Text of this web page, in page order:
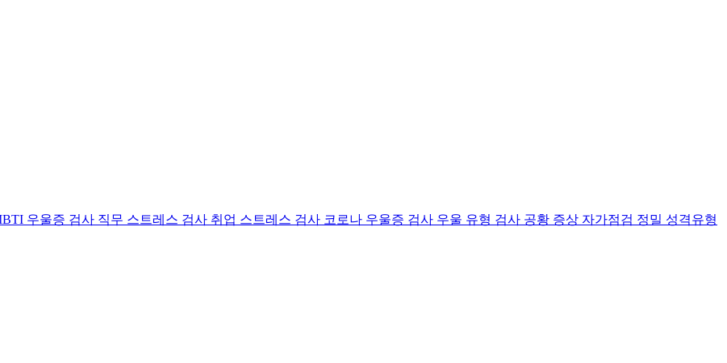
우울증 검사 직무 스트레스 검사 취업 스트레스 검사 코로나 우울증 검사 우울 유형 검사 공황 증상 자가점검 정밀 성격유형